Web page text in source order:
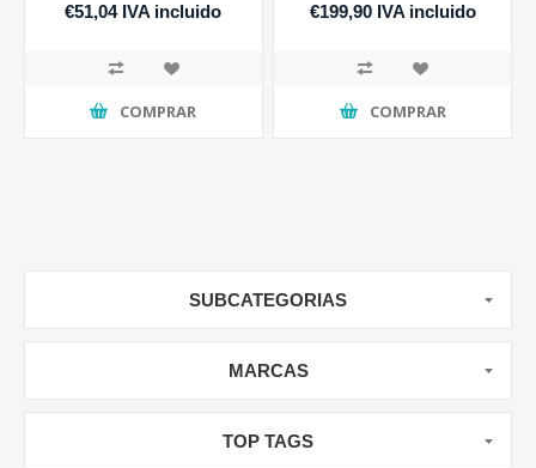
€51,04 IVA incluido
COMPRAR
€199,90 IVA incluido
COMPRAR
SUBCATEGORIAS
MARCAS
TOP TAGS